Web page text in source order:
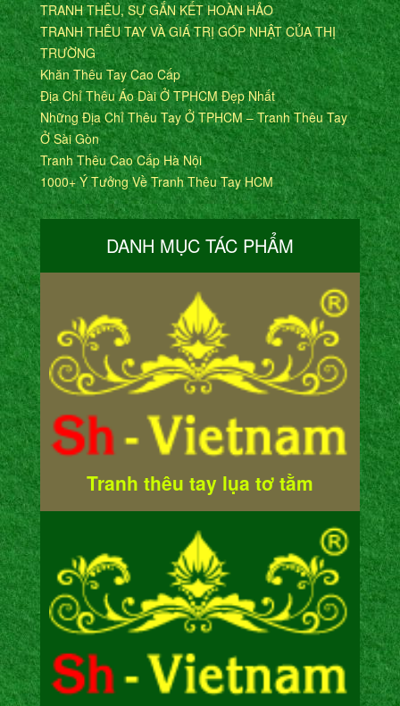
TRANH THÊU, SỰ GẮN KẾT HOÀN HẢO
TRANH THÊU TAY VÀ GIÁ TRỊ GÓP NHẬT CỦA THỊ
TRƯỜNG
Khăn Thêu Tay Cao Cấp
Địa Chỉ Thêu Áo Dài Ở TPHCM Đẹp Nhất
Những Địa Chỉ Thêu Tay Ở TPHCM – Tranh Thêu Tay
Ở Sài Gòn
Tranh Thêu Cao Cấp Hà Nội
1000+ Ý Tưởng Về Tranh Thêu Tay HCM
DANH MỤC TÁC PHẨM
Tranh thêu tay lụa tơ tằm